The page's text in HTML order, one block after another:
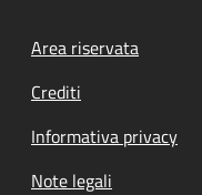
Footer menu
Area riservata
Crediti
Informativa privacy
Note legali